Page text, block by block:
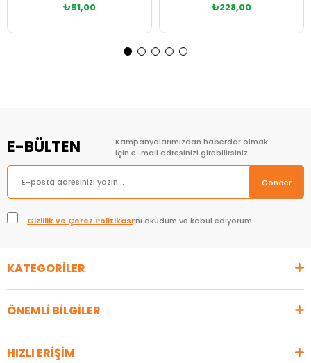
₺51,00 ₺228,00
E-BÜLTEN
Kampanyalarımızdan haberdar olmak
için e-mail adresinizi girebilirsiniz.
Gönder
Gizlilik ve Çerez Politikası’nı okudum ve kabul ediyorum.
KATEGORİLER
ÖNEMLİ BİLGİLER
HIZLI ERİŞİM